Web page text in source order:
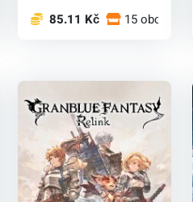
85.11 Kč 15 obchodech